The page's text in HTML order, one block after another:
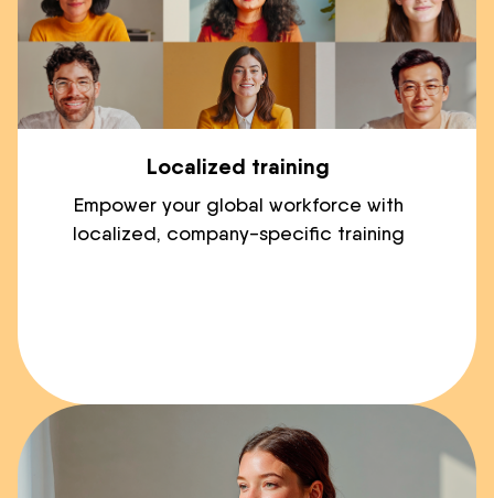
Localized training
Empower your global workforce with
localized, company-specific training